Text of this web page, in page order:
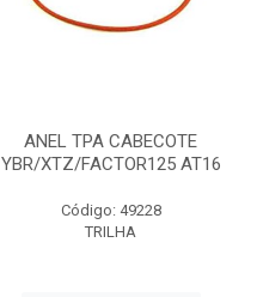
ANEL TPA CABECOTE
YBR/XTZ/FACTOR125 AT16
Código: 49228
TRILHA